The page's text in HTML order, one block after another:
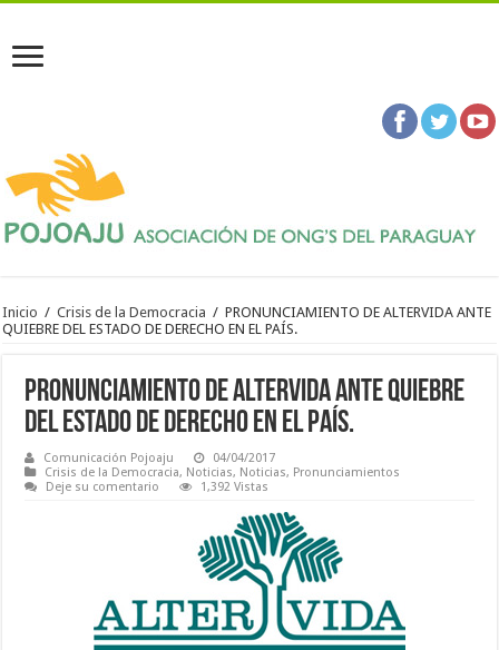
Inicio / Crisis de la Democracia / PRONUNCIAMIENTO DE ALTERVIDA ANTE
QUIEBRE DEL ESTADO DE DERECHO EN EL PAÍS.
PRONUNCIAMIENTO DE ALTERVIDA ANTE QUIEBRE
DEL ESTADO DE DERECHO EN EL PAÍS.
Comunicación Pojoaju
04/04/2017
Crisis de la Democracia, Noticias, Noticias, Pronunciamientos
Deje su comentario
1,392 Vistas